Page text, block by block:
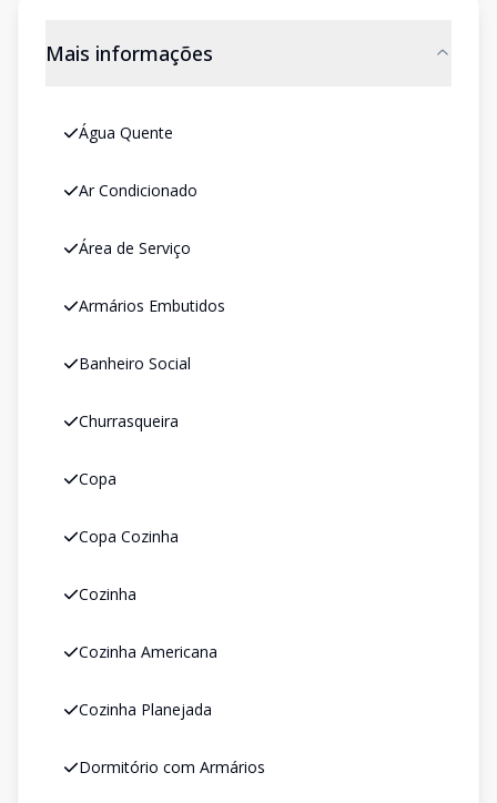
Mais informações
Água Quente
Ar Condicionado
Área de Serviço
Armários Embutidos
Banheiro Social
Churrasqueira
Copa
Copa Cozinha
Cozinha
Cozinha Americana
Cozinha Planejada
Dormitório com Armários